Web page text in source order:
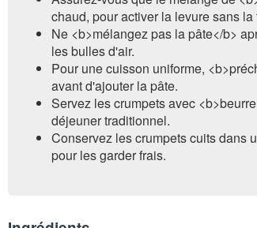
chaud, pour activer la levure sans la
Ne <b>mélangez pas la pâte</b>
les bulles d'air.
Pour une cuisson uniforme,
avant d'ajouter la pâte.
Servez les crumpets avec
déjeuner traditionnel.
Conservez les crumpets cuits dans
pour les garder frais.